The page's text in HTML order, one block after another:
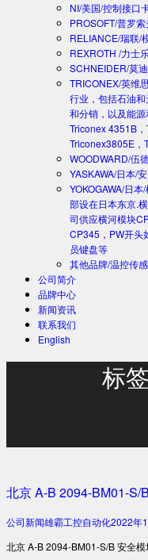
NI/美国/控制接口
PROSOFT/普罗
RELIANCE/瑞联/
REXROTH /力士
SCHNEIDER/莫
TRICONEX/英维
行业，包括石油
和分销，以及能
Triconex 4351B
Triconex3805E
WOODWARD/伍
YASKAWA/日本/
YOKOGAWA/日本
部设在日本东京.
司供应横河模块
CP345，PW开头
员键盘等
其他品牌/温控传
公司简介
品牌中心
新闻资讯
联系我们
English
标
北京 A-B 2094-BM01-S/
公司新闻雄霸工控自动化2022年
北京 A-B 2094-BM01-S/B 安